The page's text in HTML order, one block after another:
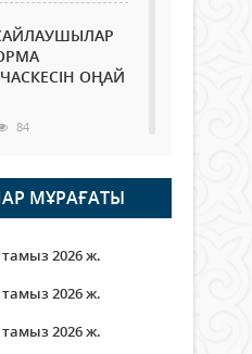
ОҢАЙ
84
облысы
20
етті
ҚАЛАЙ
МҰРАҒАТЫ
тамыз 2026 ж.
тамыз 2026 ж.
тамыз 2026 ж.